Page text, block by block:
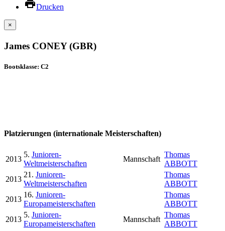
Drucken
×
James CONEY (GBR)
Bootsklasse: C2
Platzierungen (internationale Meisterschaften)
2013
5. Junioren-
Weltmeisterschaften
Mannschaft
Thomas
ABBOTT
2013
21. Junioren-
Weltmeisterschaften
Thomas
ABBOTT
2013
16. Junioren-
Europameisterschaften
Thomas
ABBOTT
2013
5. Junioren-
Europameisterschaften
Mannschaft
Thomas
ABBOTT